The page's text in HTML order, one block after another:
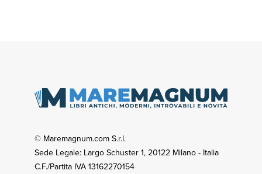
© Maremagnum.com S.r.l.
Sede Legale: Largo Schuster 1, 20122 Milano - Italia
C.F./Partita IVA 13162270154